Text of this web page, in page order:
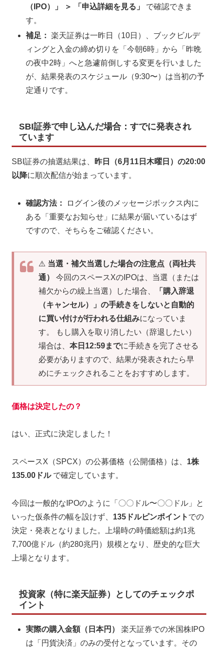
（IPO）」 ＞ 「申込詳細を見る」
で確認できま
す。
補足： 楽天証券は一昨日（10日）、ブックビルデ
ィングと入金の締め切りを「今朝6時」から「昨晩
の夜中2時」へと急遽前倒しする変更を行いました
が、結果発表のスケジュール（9:30〜）は当初の予
定通りです。
SBI証券で申し込んだ場合：すでに発表され
ています
SBI証券の抽選結果は、
昨日（6月11日木曜日）の20:00
以降に順次配信が始まっています。
確認方法：
ログイン後のメッセージボックス内に
ある「重要なお知らせ」に結果が届いているはず
ですので、そちらをご確認ください。
⚠️ 当選・補欠当選した場合の注意点（両社共
通）
今回のスペースXのIPOは、当選（または
補欠からの繰上当選）した場合、
「購入辞退
（キャンセル）」の手続きをしないと自動的
に買い付けが行われる仕組みになっていま
す。 もし購入を取り消したい（辞退したい）
場合は、 本日12:59までに手続きを完了させる
必要がありますので、結果が発表されたら早
めにチェックされることをおすすめします。
価格は決定したの？
はい、正式に決定しました！
スペースX（SPCX）の公募価格（公開価格）は、 1株
135.00ドルで確定しています。
今回は一般的なIPOのように「〇〇ドル〜〇〇ドル」と
いった仮条件の幅を設けず、 135ドルピンポイント での
決定・発表となりました。上場時の時価総額は約1兆
7,700億ドル（約280兆円）規模となり、歴史的な巨大
上場となります。
投資家（特に楽天証券）としてのチェックポ
イント
実際の購入金額（日本円）
楽天証券での米国株IPO
は「円貨決済」のみの受付となっています。その